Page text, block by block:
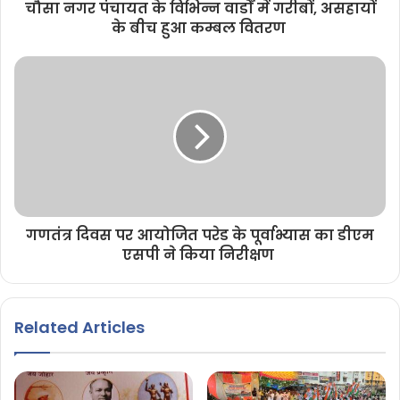
चौसा नगर पंचायत के विभिन्न वार्डों में गरीबों, असहायों
के बीच हुआ कम्बल वितरण
गणतंत्र दिवस पर आयोजित परेड के पूर्वाभ्यास का डीएम
एसपी ने किया निरीक्षण
Related Articles